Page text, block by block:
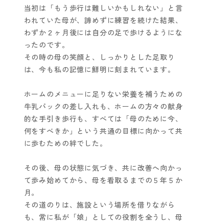
当初は「もう歩行は難しいかもしれない」と言
われていた母が、諦めずに練習を続けた結果、
わずか２ヶ月後には自分の足で歩けるようにな
ったのです。
その時の母の笑顔と、しっかりとした足取り
は、今も私の記憶に鮮明に刻まれています。
ホームのメニューに足りない栄養を補うための
牛乳パックの差し入れも、ホームの方々の献身
的な手引き歩行も、すべては「母のために今、
何をすべきか」という共通の目標に向かって共
に歩むための絆でした。
その後、母の状態に気づき、共に改善へ向かっ
て歩み始めてから、母を看取るまでの５年５か
月。
その道のりは、施設という場所を借りながら
も、常に私が「娘」としての役割を全うし、母